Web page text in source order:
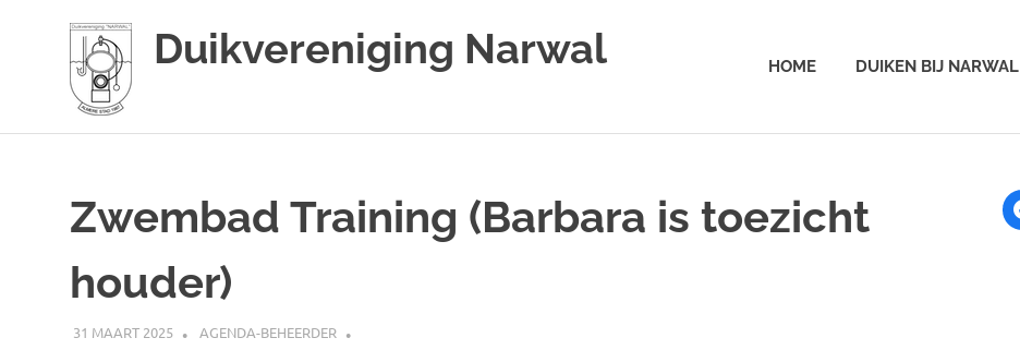
Duikvereniging Narwal HOME DUIKEN BIJ NARWAL
Zwembad Training (Barbara is toezicht
houder)
31 MAART 2025 AGENDA-BEHEERDER